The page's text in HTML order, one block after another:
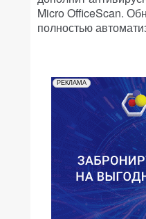
Micro OfficeScan.
полностью
РЕКЛАМА